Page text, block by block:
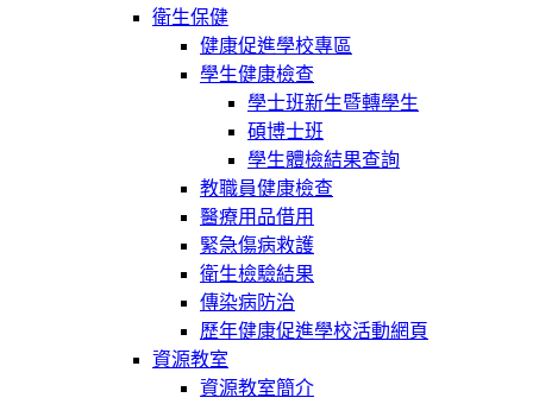
衛生保健
健康促進學校專區
學生健康檢查
學士班新生暨轉學生
碩博士班
學生體檢結果查詢
教職員健康檢查
醫療用品借用
緊急傷病救護
衛生檢驗結果
傳染病防治
歷年健康促進學校活動網頁
資源教室
資源教室簡介